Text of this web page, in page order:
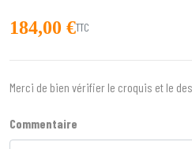
184,00 €TTC
Merci de bien vérifier le croquis et le
Commentaire